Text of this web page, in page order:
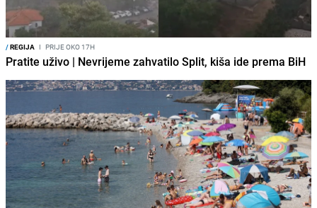
/REGIJA I PRIJE OKO 17H
Pratite uživo | Nevrijeme zahvatilo Split, kiša ide prema BiH